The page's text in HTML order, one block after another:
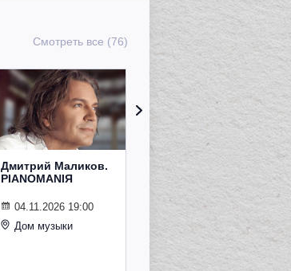
Смотреть все (76)
Дмитрий Маликов.
PIANOMANIЯ
04.11.2026 19:00
Дом музыки
Рождественский
концерт
Владимира
Спивакова
24.12.2026 19:00
Дом музыки